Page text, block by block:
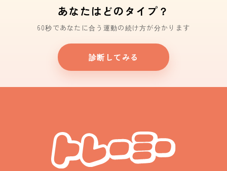
あなたはどのタイプ？
60秒であなたに合う運動の続け方が分かります
診断してみる